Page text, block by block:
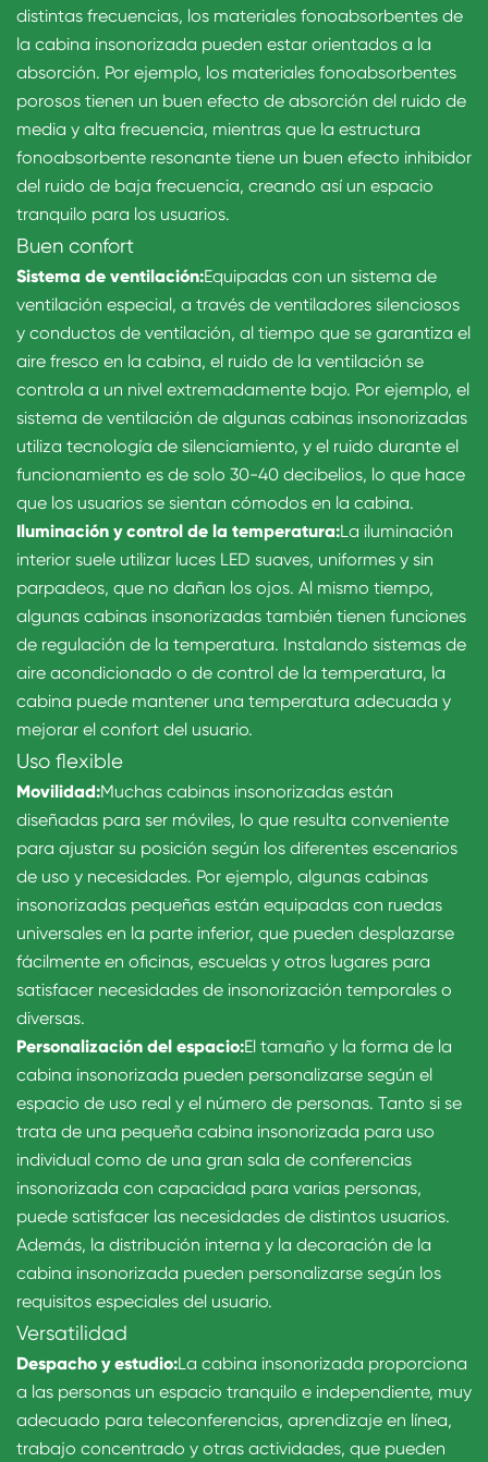
distintas frecuencias, los materiales fonoabsorbentes de
la cabina insonorizada pueden estar orientados a la
absorción. Por ejemplo, los materiales fonoabsorbentes
porosos tienen un buen efecto de absorción del ruido de
media y alta frecuencia, mientras que la estructura
fonoabsorbente resonante tiene un buen efecto inhibidor
del ruido de baja frecuencia, creando así un espacio
tranquilo para los usuarios.
Buen confort
Sistema de ventilación:Equipadas con un sistema de
ventilación especial, a través de ventiladores silenciosos
y conductos de ventilación, al tiempo que se garantiza el
aire fresco en la cabina, el ruido de la ventilación se
controla a un nivel extremadamente bajo. Por ejemplo, el
sistema de ventilación de algunas cabinas insonorizadas
utiliza tecnología de silenciamiento, y el ruido durante el
funcionamiento es de solo 30-40 decibelios, lo que hace
que los usuarios se sientan cómodos en la cabina.
Iluminación y control de la temperatura:La iluminación
interior suele utilizar luces LED suaves, uniformes y sin
parpadeos, que no dañan los ojos. Al mismo tiempo,
algunas cabinas insonorizadas también tienen funciones
de regulación de la temperatura. Instalando sistemas de
aire acondicionado o de control de la temperatura, la
cabina puede mantener una temperatura adecuada y
mejorar el confort del usuario.
Uso flexible
Movilidad:Muchas cabinas insonorizadas están
diseñadas para ser móviles, lo que resulta conveniente
para ajustar su posición según los diferentes escenarios
de uso y necesidades. Por ejemplo, algunas cabinas
insonorizadas pequeñas están equipadas con ruedas
universales en la parte inferior, que pueden desplazarse
fácilmente en oficinas, escuelas y otros lugares para
satisfacer necesidades de insonorización temporales o
diversas.
Personalización del espacio:El tamaño y la forma de la
cabina insonorizada pueden personalizarse según el
espacio de uso real y el número de personas. Tanto si se
trata de una pequeña cabina insonorizada para uso
individual como de una gran sala de conferencias
insonorizada con capacidad para varias personas,
puede satisfacer las necesidades de distintos usuarios.
Además, la distribución interna y la decoración de la
cabina insonorizada pueden personalizarse según los
requisitos especiales del usuario.
Versatilidad
Despacho y estudio:La cabina insonorizada proporciona
a las personas un espacio tranquilo e independiente, muy
adecuado para teleconferencias, aprendizaje en línea,
trabajo concentrado y otras actividades, que pueden